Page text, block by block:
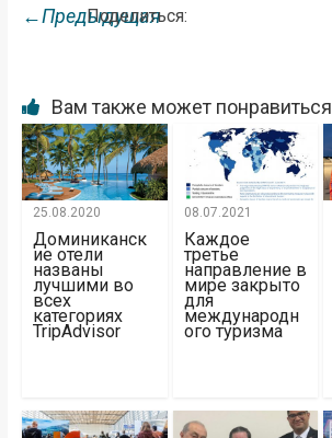
←Предыдущая
Поделиться:
Вам также может понравиться
25.08.2020
Доминиканск
ие отели
названы
лучшими во
всех
категориях
TripAdvisor
08.07.2021
Каждое
третье
направление в
мире закрыто
для
международн
ого туризма